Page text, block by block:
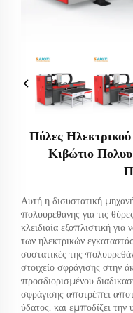
Πύλες
Κιβώτιο
Αυτή η δισυστατική
πολυυρεθάνης για τις
κλειδιαία εξοπλιστική
των ηλεκτρικών
συστατικές της
στοιχείο σφράγισης στην
προσδιορισμένου
σφράγισης αποτρέπει
ύδατος, και εμποδίζει